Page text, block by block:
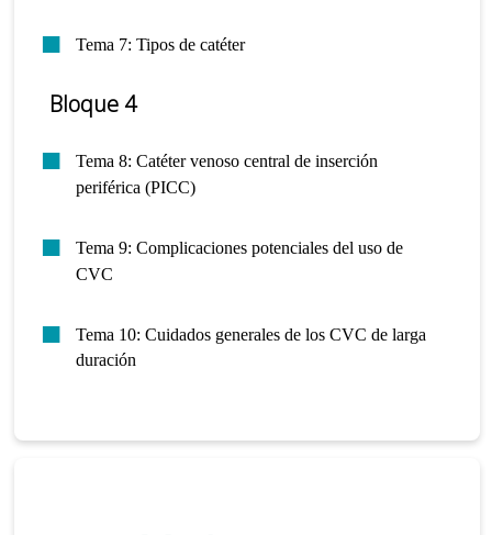
Tema 7: Tipos de catéter
Bloque 4
Tema 8: Catéter venoso central de inserción
periférica (PICC)
Tema 9: Complicaciones potenciales del uso de
CVC
Tema 10: Cuidados generales de los CVC de larga
duración